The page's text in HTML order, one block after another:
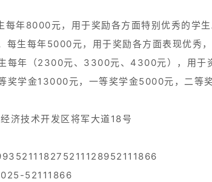
每年8000元，用于奖励各方面特别优秀的学生
每生每年5000元，用于奖励各方面表现优秀
每年（2300元、3300元、4300元），用于
奖学金13000元，一等奖学金5000元，二等
济技术开发区将军大道18号
025-52111866